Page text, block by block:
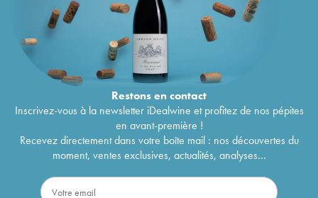
Restons encontact
Inscrivez-vous à la newsletter iDealwine et profitez de nos pépites
en avant-première !
Recevez directement dans votre boîte mail : nos découvertes du
moment, ventes exclusives, actualités, analyses...